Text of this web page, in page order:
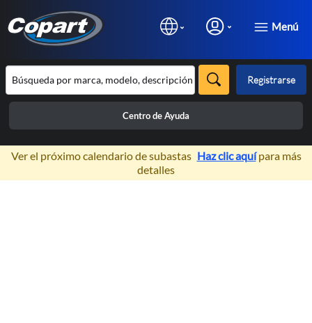
Menú
Registrarse
Centro de Ayuda
×
Ver el próximo calendario de subastas Haz clic aquípara más
detalles